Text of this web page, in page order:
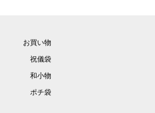
お買い物
祝儀袋
和小物
ポチ袋